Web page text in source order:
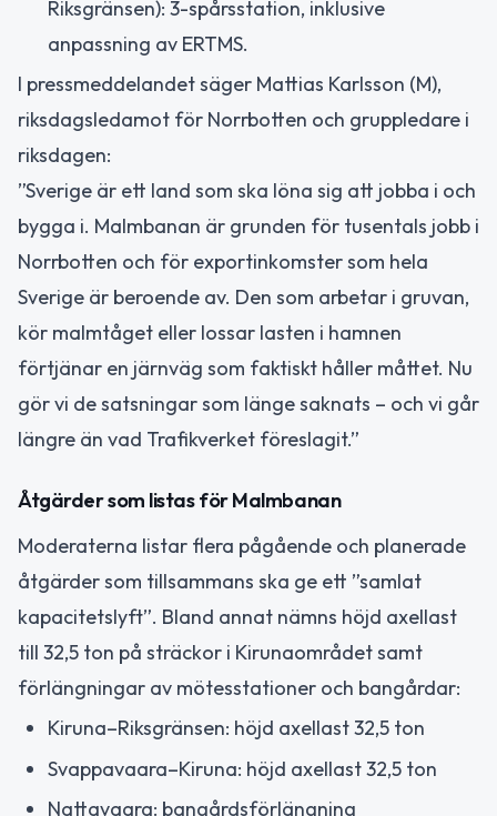
Riksgränsen): 3-spårsstation, inklusive
anpassning av ERTMS.
I pressmeddelandet säger Mattias Karlsson (M),
riksdagsledamot för Norrbotten och gruppledare i
riksdagen:
”Sverige är ett land som ska löna sig att jobba i och
bygga i. Malmbanan är grunden för tusentals jobb i
Norrbotten och för exportinkomster som hela
Sverige är beroende av. Den som arbetar i gruvan,
kör malmtåget eller lossar lasten i hamnen
förtjänar en järnväg som faktiskt håller måttet. Nu
gör vi de satsningar som länge saknats – och vi går
längre än vad Trafikverket föreslagit.”
Åtgärder som listas för Malmbanan
Moderaterna listar flera pågående och planerade
åtgärder som tillsammans ska ge ett ”samlat
kapacitetslyft”. Bland annat nämns höjd axellast
till 32,5 ton på sträckor i Kirunaområdet samt
förlängningar av mötesstationer och bangårdar:
Kiruna–Riksgränsen: höjd axellast 32,5 ton
Svappavaara–Kiruna: höjd axellast 32,5 ton
Nattavaara: bangårdsförlängning